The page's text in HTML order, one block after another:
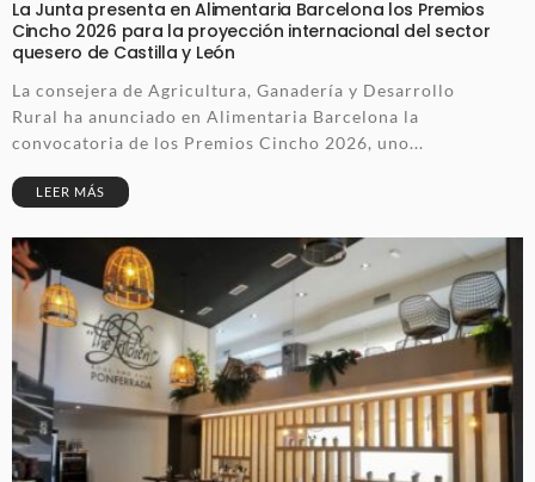
La Junta presenta en Alimentaria Barcelona los Premios
Cincho 2026 para la proyección internacional del sector
quesero de Castilla y León
La consejera de Agricultura, Ganadería y Desarrollo
Rural ha anunciado en Alimentaria Barcelona la
convocatoria de los Premios Cincho 2026, uno...
LEER MÁS